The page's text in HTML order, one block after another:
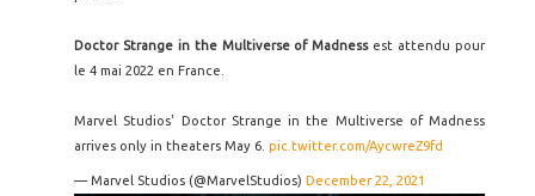
Doctor Strange in the Multiverse of Madnessest attendu pour
le 4 mai 2022 en France.
Marvel Studios' Doctor Strange in the Multiverse of Madness
arrives only in theaters May 6. pic.twitter.com/AycwreZ9fd
— Marvel Studios (@MarvelStudios) December 22, 2021